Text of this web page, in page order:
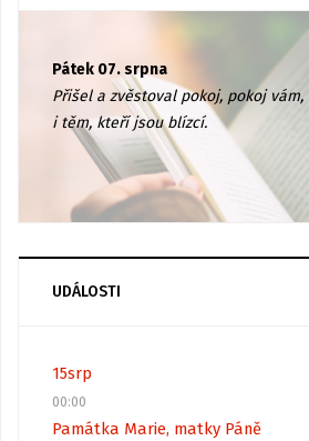
Pátek 07. srpna
Přišel a zvěstoval pokoj, pokoj
i těm, kteří jsou blízcí.
UDÁLOSTI
15srp
00:00
Památka Marie, matky Páně